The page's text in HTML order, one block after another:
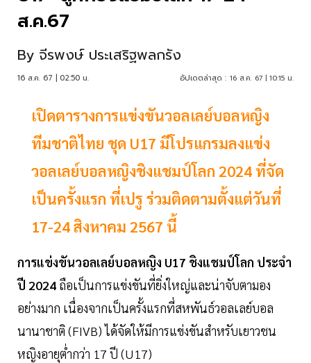
ส.ค.67
By จีรพงษ์ ประเสริฐพลกรัง
16 ส.ค. 67 | 02:50 น. อัปเดตล่าสุด : 16 ส.ค. 67 | 10:15 น.
เปิดตารางการแข่งขันวอลเลย์บอลหญิง
ทีมชาติไทย ชุด U17 มีโปรแกรมลงแข่ง
วอลเลย์บอลหญิงชิงแชมป์โลก 2024 ที่จัด
เป็นครั้งแรก ที่เปรู ร่วมติดตามตั้งแต่วันที่
17-24 สิงหาคม 2567 นี้
การแข่งขันวอลเลย์บอลหญิง U17 ชิงแชมป์โลก ประจำ
ปี 2024 ถือเป็นการแข่งขันที่ยิ่งใหญ่และน่าจับตามอง
อย่างมาก เนื่องจากเป็นครั้งแรกที่สหพันธ์วอลเลย์บอล
นานาชาติ (FIVB) ได้จัดให้มีการแข่งขันสำหรับเยาวชน
หญิงอายุต่ำกว่า 17 ปี (U17)